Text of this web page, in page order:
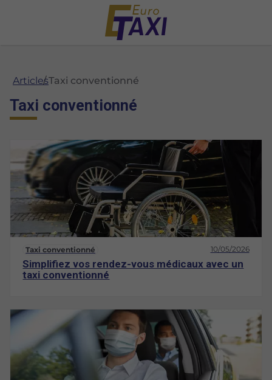
ArticlesTaxi conventionné
Taxi conventionné
Taxi conventionné 10/05/2026
Simplifiez vos rendez-vous médicaux avec un
taxi conventionné